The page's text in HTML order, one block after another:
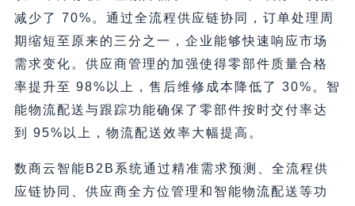
减少了 70%。通过全流程供应链协同，订单处理周
期缩短至原来的三分之一，企业能够快速响应市场
需求变化。供应商管理的加强使得零部件质量合格
率提升至 98%以上，售后维修成本降低了 30%。智
能物流配送与跟踪功能确保了零部件按时交付率达
到 95%以上，物流配送效率大幅提高。
数商云智能B2B系统通过精准需求预测、全流程供
应链协同、供应商全方位管理和智能物流配送等功